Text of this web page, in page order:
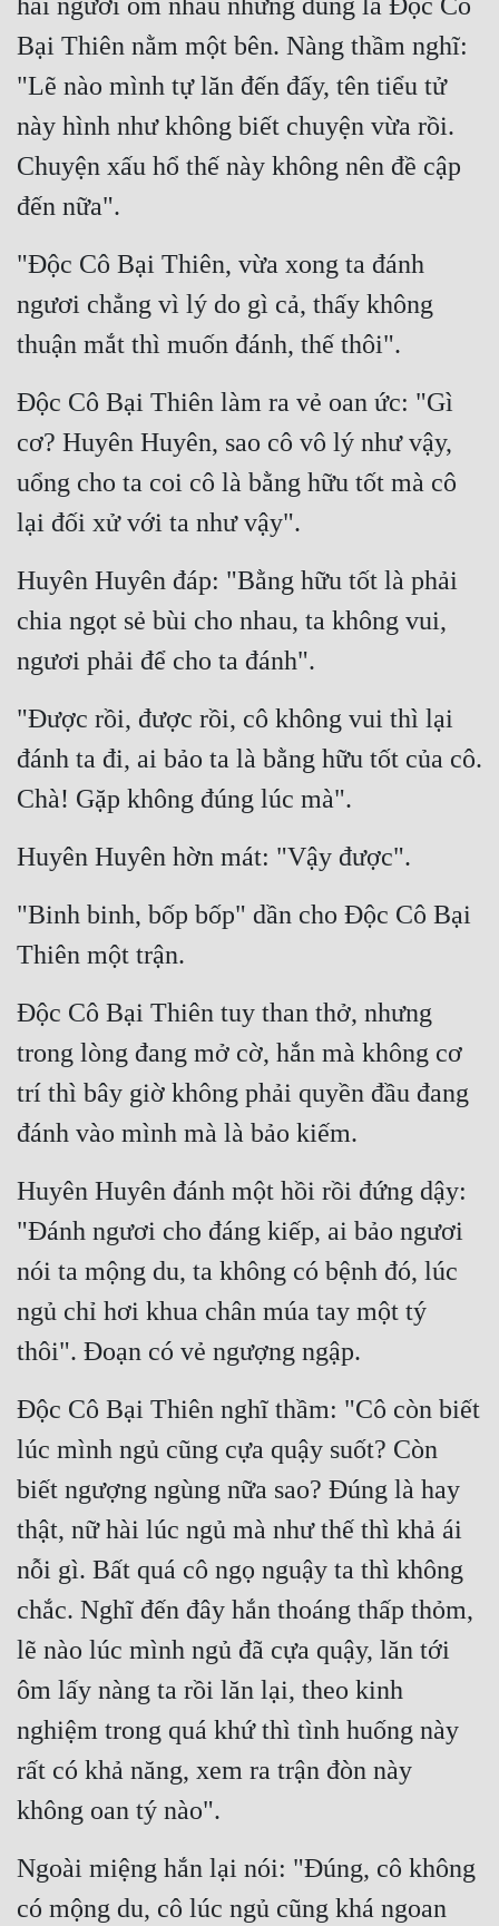
hai người ôm nhau nhưng đúng là Độc Cô
Bại Thiên nằm một bên. Nàng thầm nghĩ:
"Lẽ nào mình tự lăn đến đấy, tên tiểu tử
này hình như không biết chuyện vừa rồi.
Chuyện xấu hổ thế này không nên đề cập
đến nữa".
"Độc Cô Bại Thiên, vừa xong ta đánh
ngươi chẳng vì lý do gì cả, thấy không
thuận mắt thì muốn đánh, thế thôi".
Độc Cô Bại Thiên làm ra vẻ oan ức: "Gì
cơ? Huyên Huyên, sao cô vô lý như vậy,
uổng cho ta coi cô là bằng hữu tốt mà cô
lại đối xử với ta như vậy".
Huyên Huyên đáp: "Bằng hữu tốt là phải
chia ngọt sẻ bùi cho nhau, ta không vui,
ngươi phải để cho ta đánh".
"Được rồi, được rồi, cô không vui thì lại
đánh ta đi, ai bảo ta là bằng hữu tốt của cô.
Chà! Gặp không đúng lúc mà".
Huyên Huyên hờn mát: "Vậy được".
"Binh binh, bốp bốp" dần cho Độc Cô Bại
Thiên một trận.
Độc Cô Bại Thiên tuy than thở, nhưng
trong lòng đang mở cờ, hắn mà không cơ
trí thì bây giờ không phải quyền đầu đang
đánh vào mình mà là bảo kiếm.
Huyên Huyên đánh một hồi rồi đứng dậy:
"Đánh ngươi cho đáng kiếp, ai bảo ngươi
nói ta mộng du, ta không có bệnh đó, lúc
ngủ chỉ hơi khua chân múa tay một tý
thôi". Đoạn có vẻ ngượng ngập.
Độc Cô Bại Thiên nghĩ thầm: "Cô còn biết
lúc mình ngủ cũng cựa quậy suốt? Còn
biết ngượng ngùng nữa sao? Đúng là hay
thật, nữ hài lúc ngủ mà như thế thì khả ái
nỗi gì. Bất quá cô ngọ nguậy ta thì không
chắc. Nghĩ đến đây hắn thoáng thấp thỏm,
lẽ nào lúc mình ngủ đã cựa quậy, lăn tới
ôm lấy nàng ta rồi lăn lại, theo kinh
nghiệm trong quá khứ thì tình huống này
rất có khả năng, xem ra trận đòn này
không oan tý nào".
Ngoài miệng hắn lại nói: "Đúng, cô không
có mộng du, cô lúc ngủ cũng khá ngoan